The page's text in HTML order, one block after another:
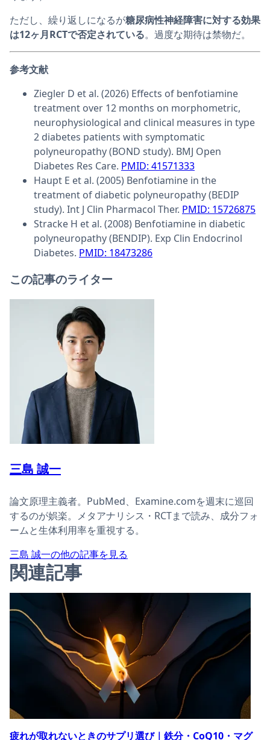
ただし、繰り返しになるが糖尿病性神経障害に対する効果
は12ヶ月RCTで否定されている。過度な期待は禁物だ。
参考文献
Ziegler D et al. (2026) Effects of benfotiamine
treatment over 12 months on morphometric,
neurophysiological and clinical measures in type
2 diabetes patients with symptomatic
polyneuropathy (BOND study). BMJ Open
Diabetes Res Care. PMID: 41571333
Haupt E et al. (2005) Benfotiamine in the
treatment of diabetic polyneuropathy (BEDIP
study). Int J Clin Pharmacol Ther. PMID: 15726875
Stracke H et al. (2008) Benfotiamine in diabetic
polyneuropathy (BENDIP). Exp Clin Endocrinol
Diabetes. PMID: 18473286
この記事のライター
三島 誠一
論文原理主義者。PubMed、Examine.comを週末に巡回
するのが娯楽。メタアナリシス・RCTまで読み、成分フォ
ームと生体利用率を重視する。
三島 誠一の他の記事を見る
関連記事
疲れが取れないときのサプリ選び｜鉄分・CoQ10・マグ